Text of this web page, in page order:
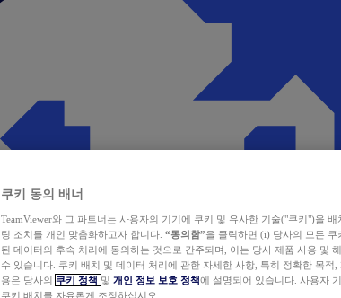
쿠키 동의 배너
TeamViewer와 그 파트너는 사용자의 기기에 쿠키 및 유사한 기술("쿠키")을
팅 조치를 개인 맞춤화하고자 합니다. “동의함”을 클릭하면 (i) 당사의 모든
된 데이터의 후속 처리에 동의하는 것으로 간주되며, 이는 당사 제품 사용 및
수 있습니다. 쿠키 배치 및 데이터 처리에 관한 자세한 사항, 특히 정확한 목적
용은 당사의 쿠키 정책 및 개인 정보 보호 정책에 설명되어 있습니다. 사용자
쿠키 배치를 자유롭게 조정하십시오.